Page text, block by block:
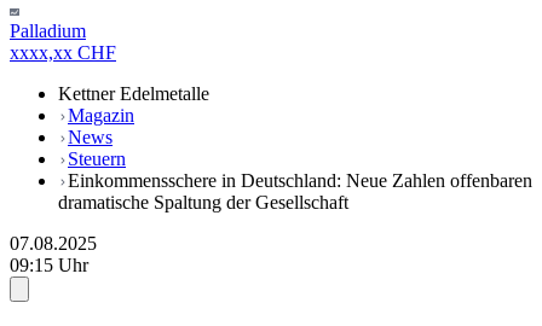
Palladium
xxxx,xx CHF
Kettner Edelmetalle
Magazin
News
Steuern
Einkommensschere in Deutschland: Neue Zahlen offenbaren
dramatische Spaltung der Gesellschaft
07.08.2025
09:15 Uhr